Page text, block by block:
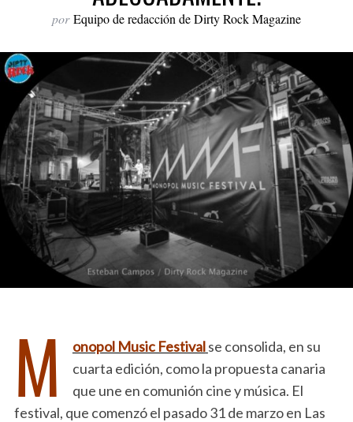
por Equipo de redacción de Dirty Rock Magazine
M onopol Music Festivalse consolida, en su
cuarta edición, como la propuesta canaria
que une en comunión cine y música. El
festival, que comenzó el pasado 31 de marzo en Las